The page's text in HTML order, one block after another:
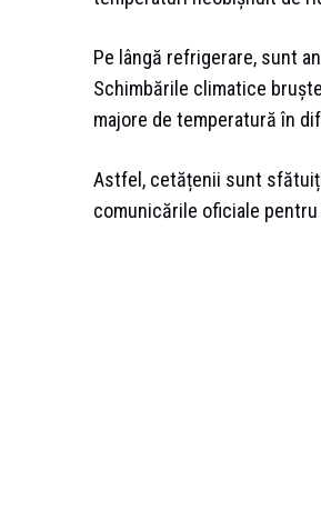
Pe lângă refrigerare, sunt
Schimbările climatice
majore de temperatură în
Astfel, cetățenii sunt
comunicările oficiale